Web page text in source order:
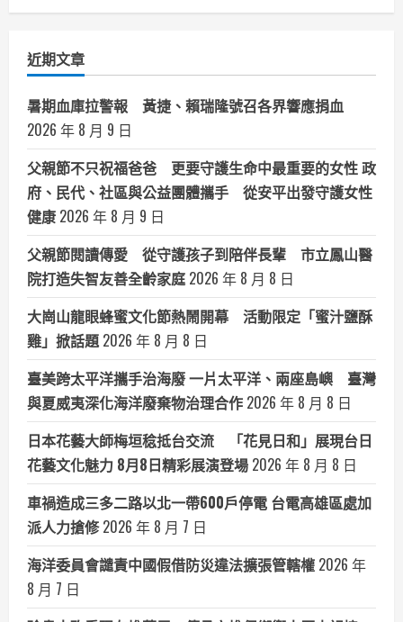
近期文章
暑期血庫拉警報 黃捷、賴瑞隆號召各界響應捐血
2026 年 8 月 9 日
父親節不只祝福爸爸 更要守護生命中最重要的女性 政
府、民代、社區與公益團體攜手 從安平出發守護女性
健康 2026 年 8 月 9 日
父親節閱讀傳愛 從守護孩子到陪伴長輩 市立鳳山醫
院打造失智友善全齡家庭 2026 年 8 月 8 日
大崗山龍眼蜂蜜文化節熱鬧開幕 活動限定「蜜汁鹽酥
雞」掀話題 2026 年 8 月 8 日
臺美跨太平洋攜手治海廢 一片太平洋、兩座島嶼 臺灣
與夏威夷深化海洋廢棄物治理合作 2026 年 8 月 8 日
日本花藝大師梅垣稔抵台交流 「花見日和」展現台日
花藝文化魅力 8月8日精彩展演登場 2026 年 8 月 8 日
車禍造成三多二路以北一帶600戶停電 台電高雄區處加
派人力搶修 2026 年 8 月 7 日
海洋委員會譴責中國假借防災違法擴張管轄權 2026 年
8 月 7 日